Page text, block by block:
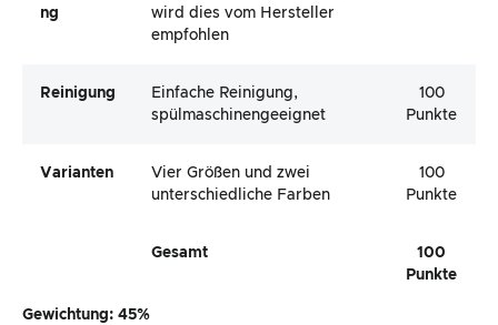
Ng
wird dies vom Hersteller
empfohlen
Reinigung
Einfache Reinigung,
spülmaschinengeeignet
100
Punkte
Varianten
Vier Größen und zwei
unterschiedliche Farben
100
Punkte
Gesamt
100
Punkte
Gewichtung: 45%